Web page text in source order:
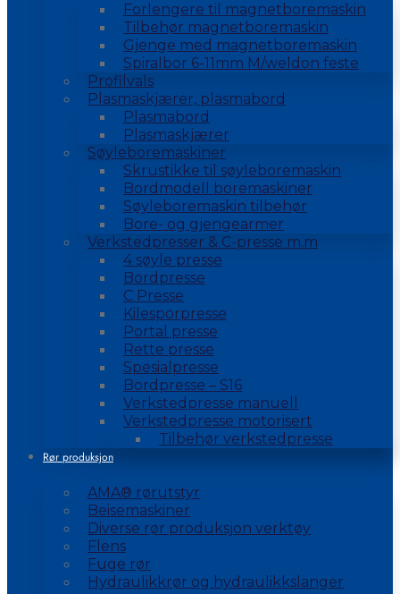
Forlengere til magnetboremaskin
Tilbehør magnetboremaskin
Gjenge med magnetboremaskin
Spiralbor 6-11mm M/weldon feste
Profilvals
Plasmaskjærer, plasmabord
Plasmabord
Plasmaskjærer
Søyleboremaskiner
Skrustikke til søyleboremaskin
Bordmodell boremaskiner
Søyleboremaskin tilbehør
Bore- og gjengearmer
Verkstedpresser & C-presse m.m
4 søyle presse
Bordpresse
C Presse
Kilesporpresse
Portal presse
Rette presse
Spesialpresse
Bordpresse – S16
Verkstedpresse manuell
Verkstedpresse motorisert
Tilbehør verkstedpresse
Rør produksjon
AMA® rørutstyr
Beisemaskiner
Diverse rør produksjon verktøy
Flens
Fuge rør
Hydraulikkrør og hydraulikkslanger